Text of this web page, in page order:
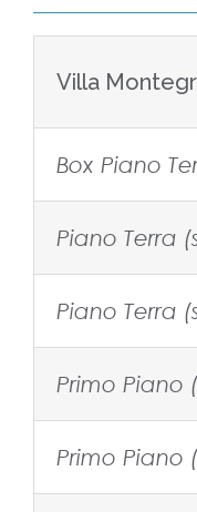
Villa
Box Piano
Piano Terra
Piano Terra
Primo Piano
Primo Piano